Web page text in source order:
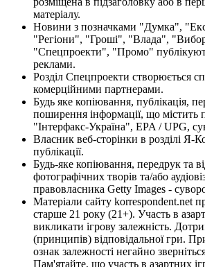
матеріалу.
Новини з позначками "Думка",
"Регіони", "Гроші", "Влада",
"Спецпроекти", "Промо"
реклами.
Розділ Спецпроекти створюється
комерційними партнерами.
Будь яке копіювання, публікація,
поширення інформації, що містить
"Інтерфакс-Україна", EPA / UPG,
Власник веб-сторінки в розділі Я-
публікації.
Будь-яке копіювання, передрук та
фотографічних творів та/або
правовласника Getty Images -
Матеріали сайту korrespondent.net
старше 21 року (21+). Участь в
викликати ігрову залежність.
(принципів) відповідальної гри.
ознак залежності негайно
Пам'ятайте, що участь в азартних